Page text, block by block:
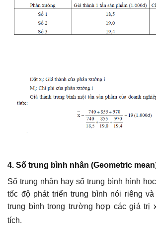
4. Số trung bình nhân (Geometric
Số trung nhân hay số trung bình hình
tốc độ phát triển trung bình nói riêng
trung bình trong trường hợp các giá trị
tích.